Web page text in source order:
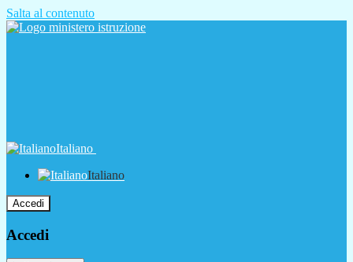
Salta al contenuto
Italiano
Italiano
Accedi
Accedi